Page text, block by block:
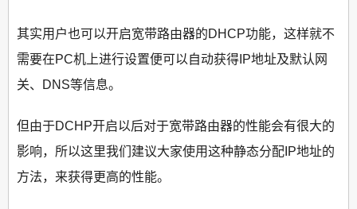
其实用户也可以开启宽带路由器的DHCP功能，这样就不
需要在PC机上进行设置便可以自动获得IP地址及默认网
关、DNS等信息。
但由于DCHP开启以后对于宽带路由器的性能会有很大的
影响，所以这里我们建议大家使用这种静态分配IP地址的
方法，来获得更高的性能。